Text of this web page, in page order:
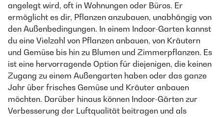
angelegt wird, oft in Wohnungen oder Büros. Er
ermöglicht es dir, Pflanzen anzubauen, unabhängig von
den Außenbedingungen. In einem Indoor-Garten kannst
du eine Vielzahl von Pflanzen anbauen, von Kräutern
und Gemüse bis hin zu Blumen und Zimmerpflanzen. Es
ist eine hervorragende Option für diejenigen, die keinen
Zugang zu einem Außengarten haben oder das ganze
Jahr über frisches Gemüse und Kräuter anbauen
möchten. Darüber hinaus können Indoor-Gärten zur
Verbesserung der Luftqualität beitragen und als